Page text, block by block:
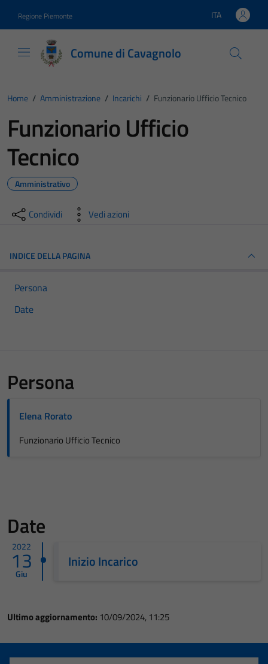
Regione Piemonte Lingua attiva:
ITA
Comune di Cavagnolo
Home / Amministrazione / Incarichi / Funzionario Ufficio Tecnico
Funzionario Ufficio
Tecnico
Amministrativo
Condividi Vedi azioni
INDICE DELLA PAGINA
Persona
Date
Persona
Elena Rorato
Funzionario Ufficio Tecnico
Date
2022
13
Giu
Inizio Incarico
Ultimo aggiornamento: 10/09/2024, 11:25